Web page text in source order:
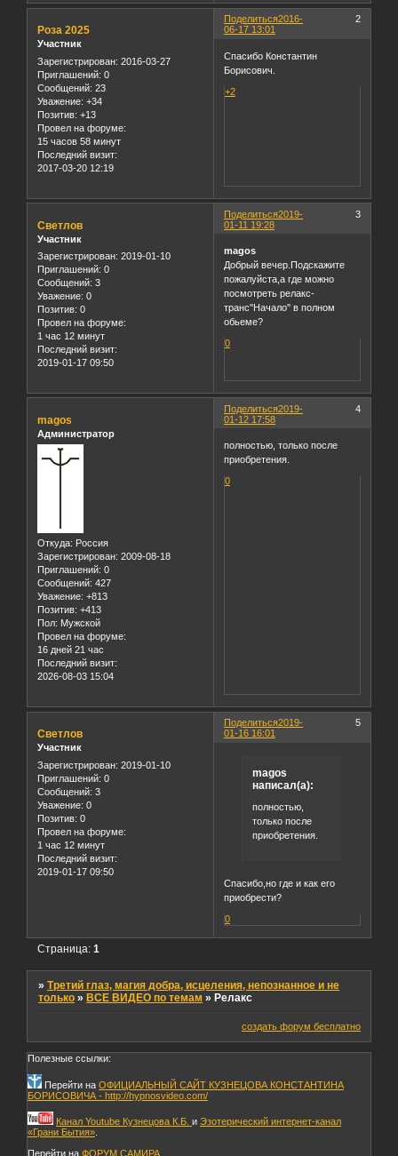
Поделиться 2
2016-
06-17 13:01
Роза 2025
Участник
Зарегистрирован: 2016-03-27
Приглашений: 0
Сообщений: 23
Уважение: +34
Позитив: +13
Провел на форуме:
15 часов 58 минут
Последний визит:
2017-03-20 12:19
Спасибо Константин
Борисович.
+2
Поделиться 3
2019-
01-11 19:28
Светлов
Участник
Зарегистрирован: 2019-01-10
Приглашений: 0
Сообщений: 3
Уважение: 0
Позитив: 0
Провел на форуме:
1 час 12 минут
Последний визит:
2019-01-17 09:50
magos
Добрый вечер.Подскажите
пожалуйста,а где можно
посмотреть релакс-
транс''Начало'' в полном
обьеме?
0
Поделиться 4
2019-
01-12 17:58
magos
Администратор
Откуда: Россия
Зарегистрирован: 2009-08-18
Приглашений: 0
Сообщений: 427
Уважение: +813
Позитив: +413
Пол: Мужской
Провел на форуме:
16 дней 21 час
Последний визит:
2026-08-03 15:04
полностью, только после
приобретения.
0
Поделиться 5
2019-
01-16 16:01
Светлов
Участник
Зарегистрирован: 2019-01-10
Приглашений: 0
Сообщений: 3
Уважение: 0
Позитив: 0
Провел на форуме:
1 час 12 минут
Последний визит:
2019-01-17 09:50
magos
написал(а):
полностью,
только после
приобретения.
Спасибо,но где и как его
приобрести?
0
Страница:1
»Третий глаз, магия добра, исцеления, непознанное и не
только » ВСЕ ВИДЕО по темам » Релакс
создать форум бесплатно
Полезные ссылки:
Перейти на ОФИЦИАЛЬНЫЙ САЙТ КУЗНЕЦОВА КОНСТАНТИНА
БОРИСОВИЧА - http://hypnosvideo.com/
Канал Youtube Кузнецова К.Б. и Эзотерический интернет-канал
«Грани Бытия»
Перейти на ФОРУМ САМИРА